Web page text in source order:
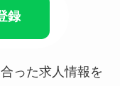
録
った求人情報を